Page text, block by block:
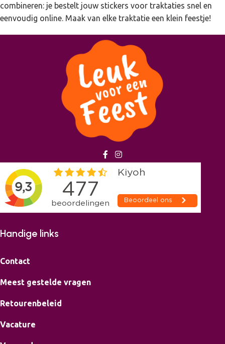
combineren: je bestelt jouw stickers voor traktaties snel en
eenvoudig online. Maak van elke traktatie een klein feestje!
Handige links
Contact
Meest gestelde vragen
Retourenbeleid
Vacature